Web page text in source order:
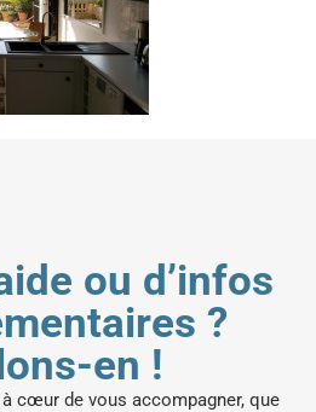
ou d’infos
?
en !
cœur de vous accompagner, que